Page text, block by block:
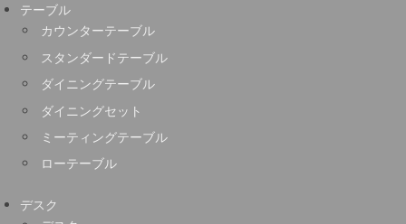
テーブル
カウンターテーブル
スタンダードテーブル
ダイニングテーブル
ダイニングセット
ミーティングテーブル
ローテーブル
デスク